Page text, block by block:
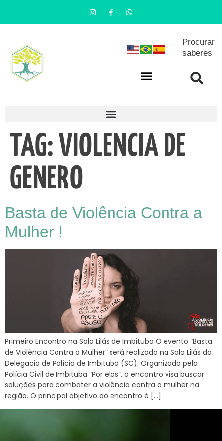
Procurar
saberes
TAG: VIOLENCIA DE
GENERO
Basta de Violência Contra a
Mulher !
Primeiro Encontro na Sala Lilás de Imbituba O evento “Basta
de Violência Contra a Mulher” será realizado na Sala Lilás da
Delegacia de Polícia de Imbituba (SC). Organizado pela
Polícia Civil de Imbituba “Por elas”, o encontro visa buscar
soluções para combater a violência contra a mulher na
região. O principal objetivo do encontro é […]